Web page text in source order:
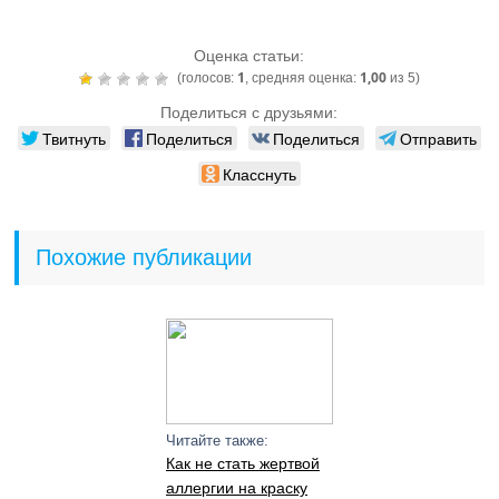
Оценка статьи:
(голосов: 1 , средняя оценка: 1,00из 5)
Поделиться с друзьями:
Твитнуть Поделиться Поделиться
Отправить
Класснуть
Похожие публикации
Читайте также:
Как не стать жертвой
аллергии на краску